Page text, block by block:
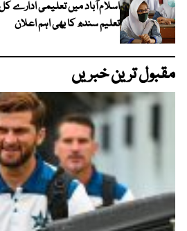
اسلام آباد میں تعلیمی
تعلیم سندھ کا بھی اہم اعلان
مقبول ترین خبریں